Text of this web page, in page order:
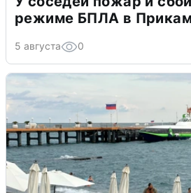
режиме БПЛА в
5 августа 0